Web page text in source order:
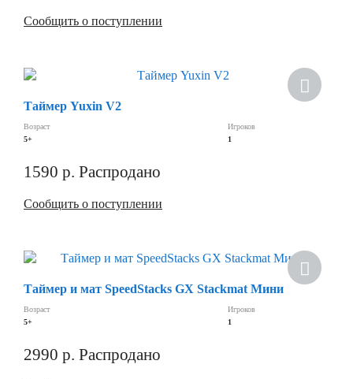
Сообщить о поступлении
Таймер Yuxin V2
Возраст
5+
Игроков
1
1590 р. Распродано
Сообщить о поступлении
Таймер и мат SpeedStacks GX Stackmat Мини
Возраст
5+
Игроков
1
2990 р. Распродано